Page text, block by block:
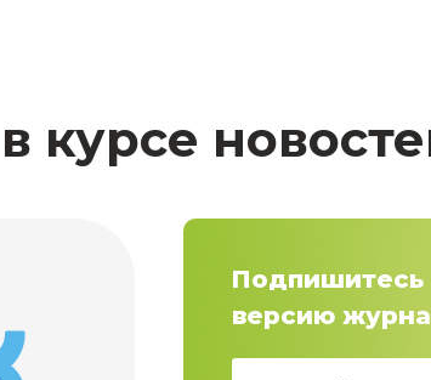
курсе
Подпишитесь
версию